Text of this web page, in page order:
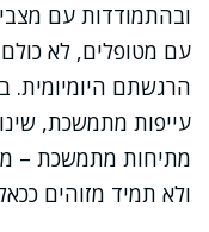
ובהתמודדות עם מצבים
עם מטופלים, לא
הרגשתם היומיומית.
עייפות מתמשכת,
מתיחות מתמשכת –
ולא תמיד מזוהים